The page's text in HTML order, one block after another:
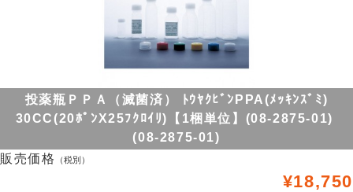
投薬瓶ＰＰＡ（滅菌済） ﾄｳﾔｸﾋﾞﾝPPA(ﾒｯｷﾝｽﾞﾐ)
30CC(20ﾎﾟﾝX25ﾌｸﾛｲﾘ)【1梱単位】(08-2875-01)
(08-2875-01)
販売価格
（税別）
¥18,750